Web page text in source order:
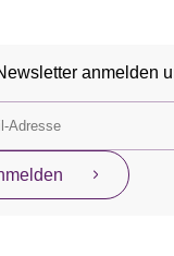
anmelden